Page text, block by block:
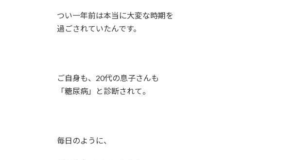
つい一年前は本当に大変な時期を
過ごされていたんです。
ご自身も、20代の息子さんも
「糖尿病」と診断されて。
毎日のように、